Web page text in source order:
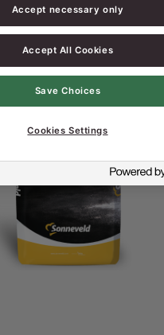
Accept necessary only
Accept All Cookies
Save Choices
Cookies Settings